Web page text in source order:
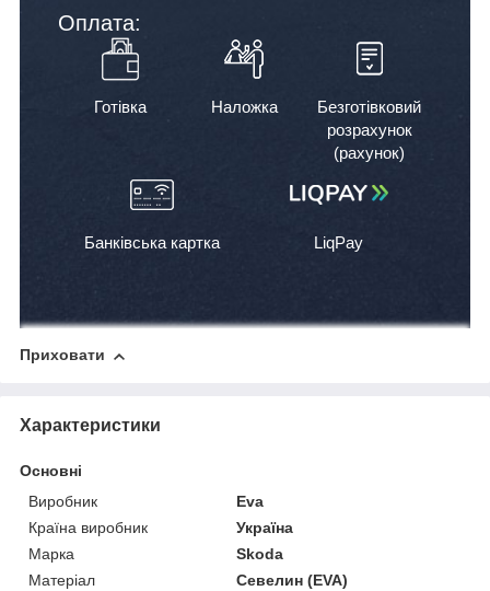
Оплата:
Готівка Наложка
Безготівковий
розрахунок
(рахунок)
Банківська картка LiqPay
Приховати
Характеристики
Основні
Виробник
Eva
Країна виробник
Україна
Марка
Skoda
Матеріал
Севелин (EVA)